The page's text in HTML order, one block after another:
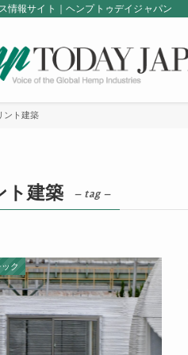
情報サイト｜ヘンプトゥデイジャパン
ント建築
ト建築 – tag –
ク